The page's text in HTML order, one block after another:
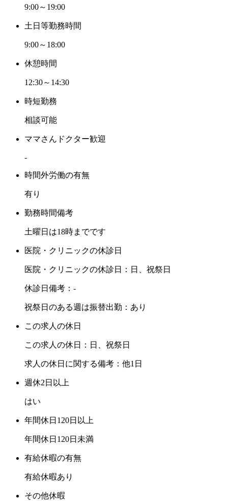
9:00～19:00
土日等勤務時間
9:00～18:00
休憩時間
12:30～14:30
時短勤務
相談可能
ママさんドクター歓迎
-
時間外労働の有無
有り
勤務時間備考
土曜日は18時までです
医院・クリニックの休診日
医院・クリニックの休診日：日、祝祭日
休診日備考：-
祝祭日のある週は振替出勤：あり
この求人の休日
この求人の休日：日、祝祭日
求人の休日に関する備考：他1日
週休2日以上
はい
年間休日120日以上
年間休日120日未満
有給休暇の有無
有給休暇あり
その他休暇